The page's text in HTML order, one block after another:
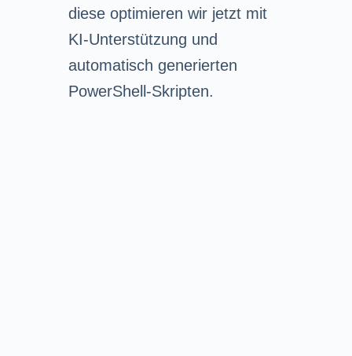
diese optimieren wir jetzt mit
KI-Unterstützung und
automatisch generierten
PowerShell-Skripten.